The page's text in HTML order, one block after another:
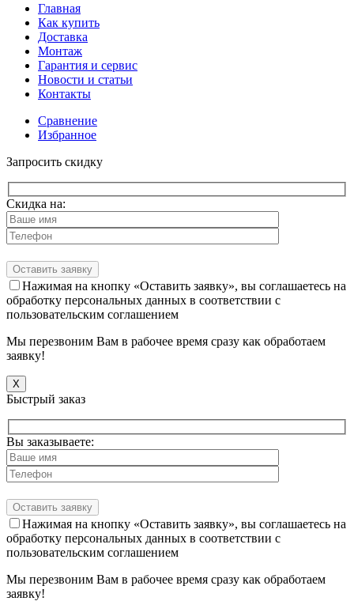
Главная
Как купить
Доставка
Монтаж
Гарантия и сервис
Новости и статьи
Контакты
Сравнение
Избранное
Запросить скидку
Скидка на:
Нажимая на кнопку «Оставить заявку», вы соглашаетесь на
обработку персональных данных в соответствии с
пользовательским соглашением
Мы перезвоним Вам в рабочее время сразу как обработаем
заявку!
X
Быстрый заказ
Вы заказываете:
Нажимая на кнопку «Оставить заявку», вы соглашаетесь на
обработку персональных данных в соответствии с
пользовательским соглашением
Мы перезвоним Вам в рабочее время сразу как обработаем
заявку!